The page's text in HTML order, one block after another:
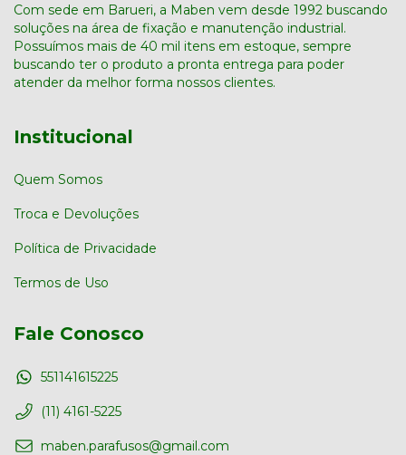
Com sede em Barueri, a Maben vem desde 1992 buscando
soluções na área de fixação e manutenção industrial.
Possuímos mais de 40 mil itens em estoque, sempre
buscando ter o produto a pronta entrega para poder
atender da melhor forma nossos clientes.
Institucional
Quem Somos
Troca e Devoluções
Política de Privacidade
Termos de Uso
Fale Conosco
551141615225
(11) 4161-5225
maben.parafusos@gmail.com